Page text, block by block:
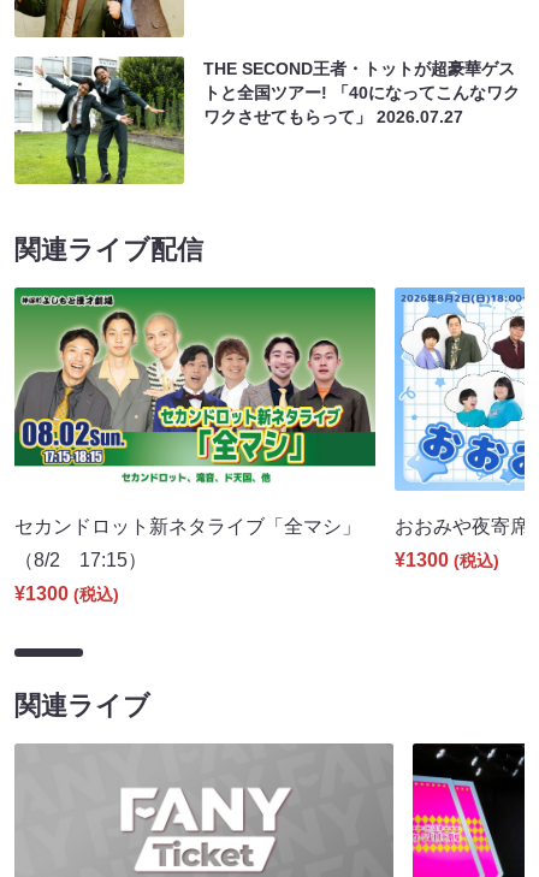
THE SECOND王者・トットが超豪華ゲス
トと全国ツアー! 「40になってこんなワク
ワクさせてもらって」2026.07.27
関連ライブ配信
セカンドロット新ネタライブ「全マシ」
（8/2 17:15）
¥1300 (税込)
おおみや夜寄
¥1300 (税込)
関連ライブ